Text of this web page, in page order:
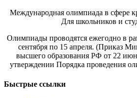
Международная олимпиада в сфере
Для школьников и
Олимпиады проводятся ежегодно в
сентября по 15 апреля. (Приказ
высшего образования РФ от 22
утверждении Порядка проведения
Быстрые ссылки